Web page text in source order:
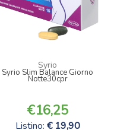
Syrio
Syrio Slim Balance Giorno
Notte30cpr
16,25
Listino: 19,90